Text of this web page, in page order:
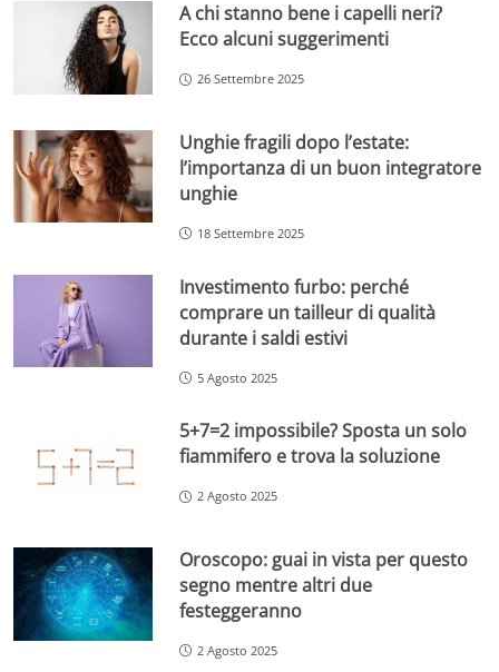
A chi stanno bene i capelli neri?
Ecco alcuni suggerimenti
26 Settembre 2025
Unghie fragili dopo l’estate:
l’importanza di un buon integratore
unghie
18 Settembre 2025
Investimento furbo: perché
comprare un tailleur di qualità
durante i saldi estivi
5 Agosto 2025
5+7=2 impossibile? Sposta un solo
fiammifero e trova la soluzione
2 Agosto 2025
Oroscopo: guai in vista per questo
segno mentre altri due
festeggeranno
2 Agosto 2025